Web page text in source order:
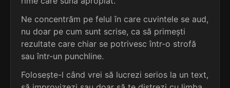
admitanțe
4 sil.
terminație: anțe
ambulanțe
4 sil.
9 lit.
Ne concentrăm pe felul în care cuvintele se aud,
nu doar pe cum sunt scrise, ca să primești
rezultate care chiar se potrivesc într-o strofă
sau într-un punchline.
Folosește-l când vrei să lucrezi serios la un text,